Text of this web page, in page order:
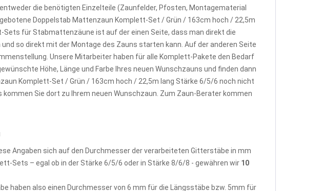
die benötigten Einzelteile (Zaunfelder, Pfosten, Montagematerial
Doppelstab Mattenzaun Komplett-Set / Grün / 163cm hoch / 22,5m
für Stabmattenzäune ist auf der einen Seite, dass man direkt die
so direkt mit der Montage des Zauns starten kann. Auf der anderen Seite
Unsere Mitarbeiter haben für alle Komplett-Pakete den Bedarf
Höhe, Länge und Farbe Ihres neuen Wunschzauns und finden dann
Komplett-Set / Grün / 163cm hoch / 22,5m lang Stärke 6/5/6 noch nicht
Sie dort zu Ihrem neuen Wunschzaun. Zum Zaun-Berater kommen
Angaben sich auf den Durchmesser der verarbeiteten Gitterstäbe in mm
Sets – egal ob in der Stärke 6/5/6 oder in Stärke 8/6/8 - gewähren wir 10
haben also einen Durchmesser von 6 mm für die Längsstäbe bzw. 5mm für